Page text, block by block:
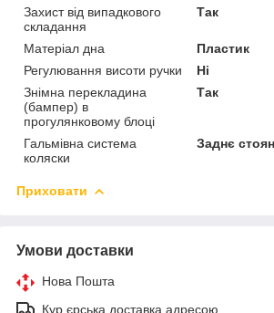
Захист від випадкового
складання
Так
Матеріал дна
Пластик
Регулювання висоти ручки
Ні
Знімна перекладина
(бампер) в
прогулянковому блоці
Так
Гальмівна система
коляски
Заднє
Приховати
Умови доставки
Нова Пошта
Кур єрська доставка адресою